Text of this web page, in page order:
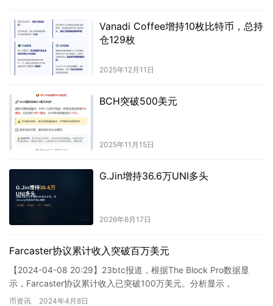
Vanadi Coffee增持10枚比特币，总持
仓129枚
2025年12月11日
BCH突破500美元
2025年11月15日
G.Jin增持36.6万UNI多头
2026年6月17日
Farcaster协议累计收入突破百万美元
【2024-04-08 20:29】23btc报道，根据The Block Pro数据显
示，Farcaster协议累计收入已突破100万美元。分析显示，
Farcaster在2023…
币资讯 2024年4月8日